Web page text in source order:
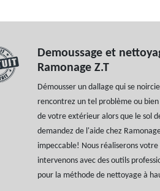
Demoussage et
Ramonage Z.T
Démousser un dallage qui se
rencontrez un tel problème ou
de votre extérieur alors que le sol
demandez de l'aide chez
impeccable! Nous réaliserons
intervenons avec des outils
pour la méthode de nettoyage à